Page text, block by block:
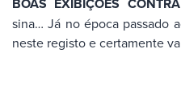
sina… Já no época passado
neste registo e certamente